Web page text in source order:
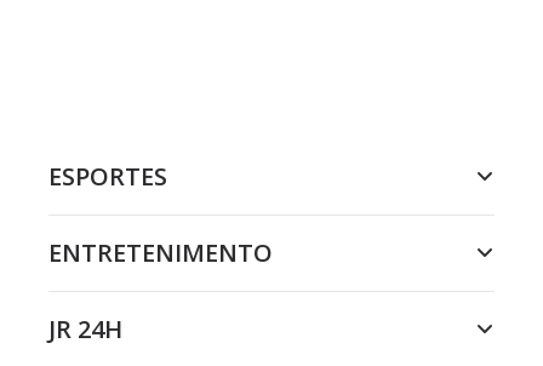
ESPORTES
ENTRETENIMENTO
JR 24H